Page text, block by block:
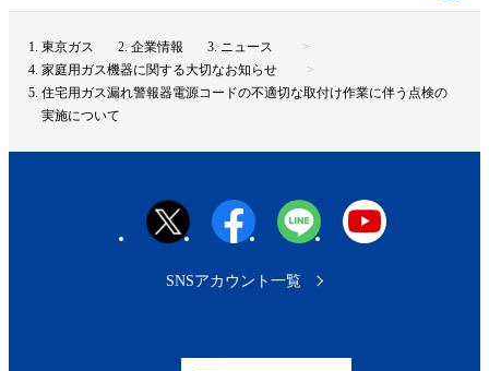
ジ
プ
東京ガス 企業情報
ニュース
家庭用ガス機器に関する大切なお知らせ
住宅用ガス漏れ警報器電源コードの不適切な取付け作業に伴う点検の
実施について
SNSアカウント一覧